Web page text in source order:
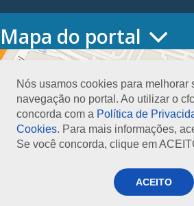
Nós usamos cookies para melhorar
navegação no portal. Ao utilizar o
concorda com a Política de
Cookies. Para mais informações,
Se você concorda, clique em
ACEITO
Mapa do portal
HOME
Conselho Diretor
Nossa Sede
Planejamento
Organograma
Medalha João Lyra